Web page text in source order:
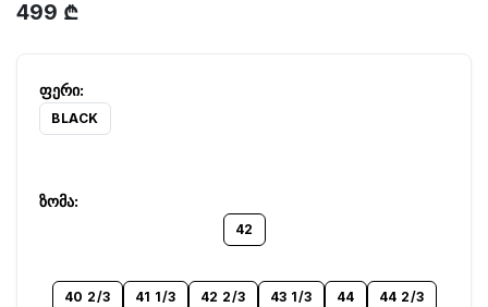
499 ₾
BLACK
42
40 2/3 41 1/3 42 2/3 43 1/3 44
44 2/3